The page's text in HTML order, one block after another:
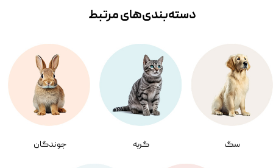
سگ گربه جوندگان
دسته‌بندی‌‌های مرتبط